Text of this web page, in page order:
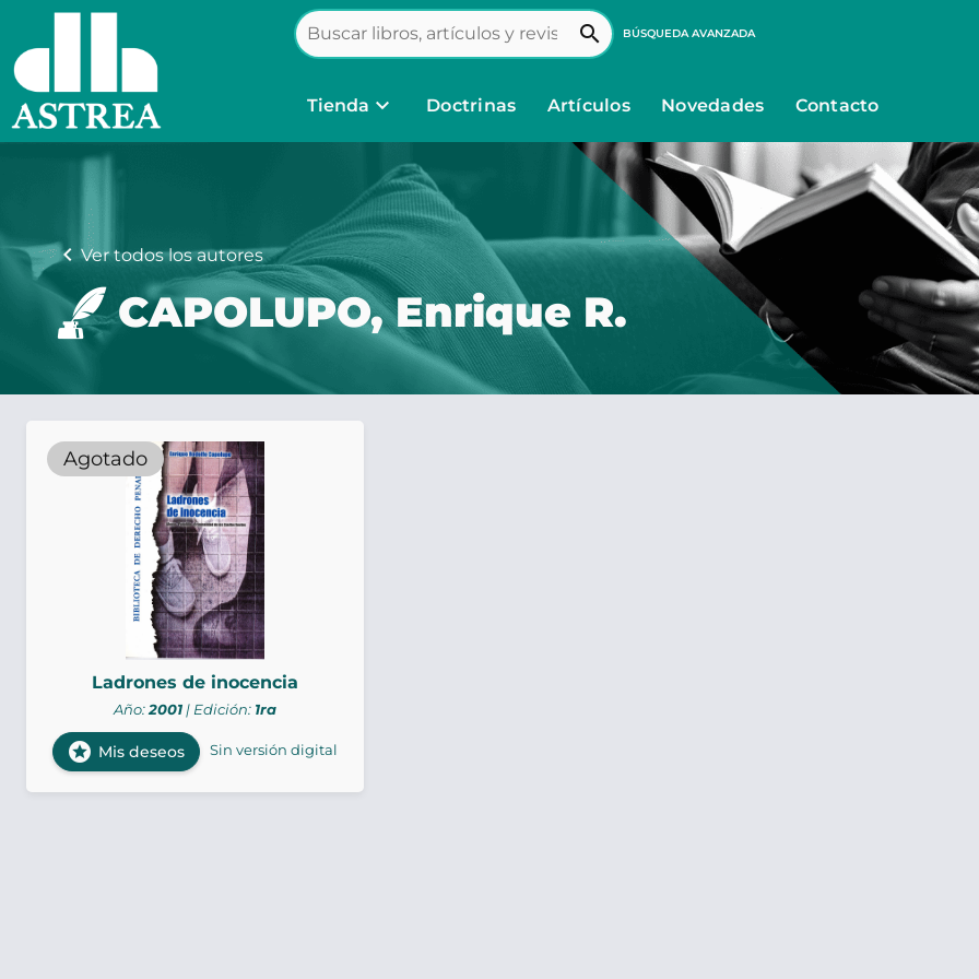
search BÚSQUEDA AVANZADA
Tienda keyboard_arrow_down Doctrinas Artículos Novedades Contacto
chevron_leftVer todos los autores
CAPOLUPO, Enrique R.
Agotado
Ladrones de inocencia
Año:2001 | Edición: 1ra
stars Mis deseos Sin versión digital